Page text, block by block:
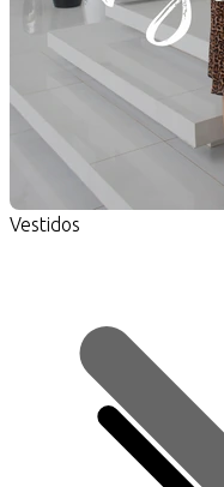
Vestidos
(15)
(15)
XG
XXG(1)